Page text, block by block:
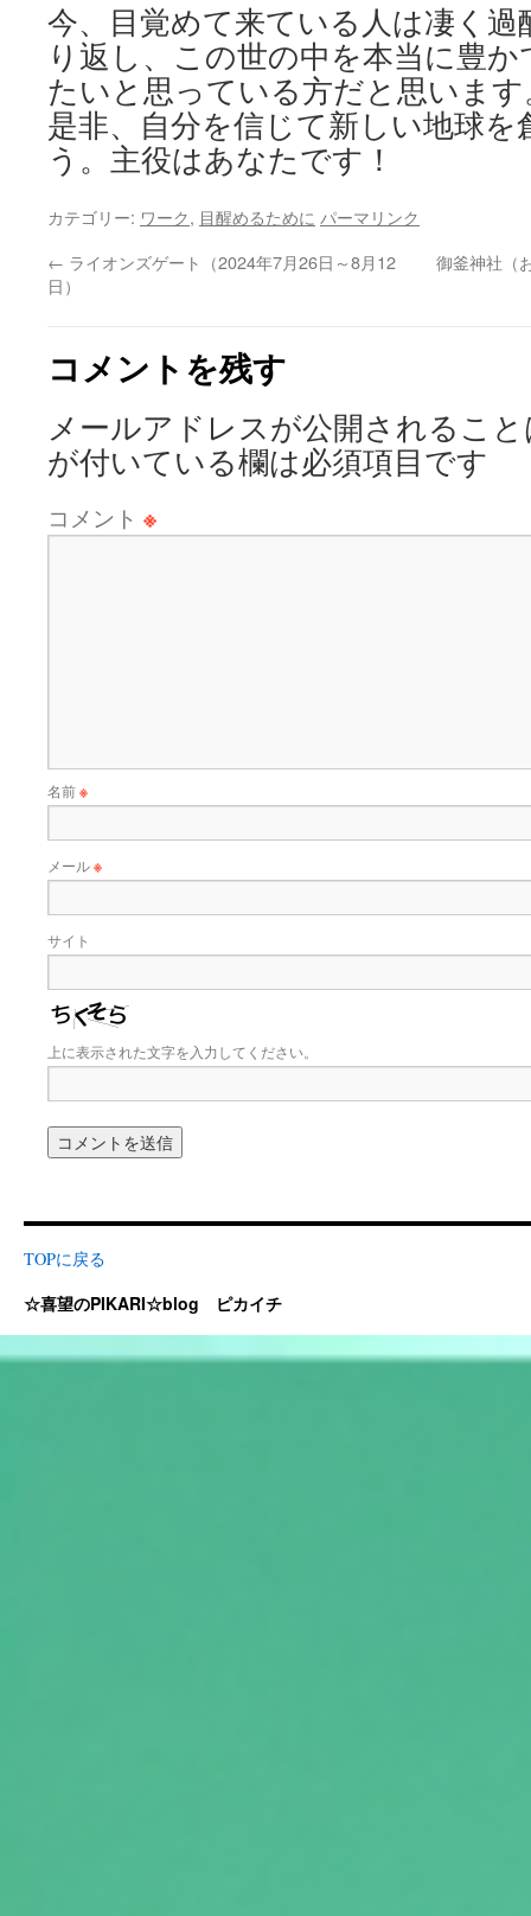
今、目覚めて来ている人は凄く過
り返し、この世の中を本当に豊
たいと思っている方だと思います
是非、自分を信じて新しい地球
う。主役はあなたです！
カテゴリー: ワーク, 目醒めるために パーマリンク
← ライオンズゲート（2024年7月26日～8月12
日）
御釜神社（
コメントを残す
メールアドレスが公開されるこ
が付いている欄は必須項目です
コメント ※
名前※
メール※
サイト
上に表示された文字を入力してください。
TOPに戻る
☆喜望のPIKARI☆blog ピカイチ